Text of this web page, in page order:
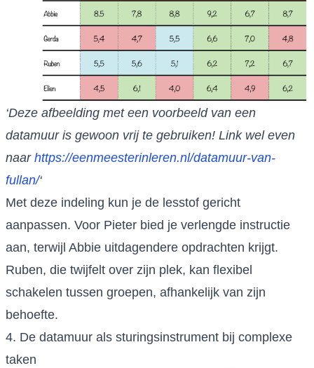
‘Deze afbeelding met een voorbeeld van een
datamuur is gewoon vrij te gebruiken! Link wel even
naar https://eenmeesterinleren.nl/datamuur-van-
fullan/‘
Met deze indeling kun je de lesstof gericht
aanpassen. Voor Pieter bied je verlengde instructie
aan, terwijl Abbie uitdagendere opdrachten krijgt.
Ruben, die twijfelt over zijn plek, kan flexibel
schakelen tussen groepen, afhankelijk van zijn
behoefte.
4. De datamuur als sturingsinstrument bij complexe
taken